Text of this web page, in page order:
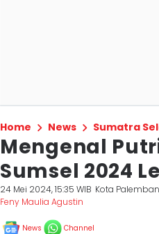
Home News Sumatra
Mengenal
Sumsel 2024
24 Mei 2024, 15:35 WIB Kota
Feny Maulia Agustin
News Channel